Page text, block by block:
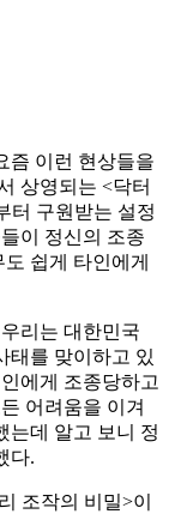
즘 이런 현상들을
상영되는 <닥터
터 구원받는 설정
이 정신의 조종
쉽게 타인에게
리는 대한민국
태를 맞이하고 있
에게 조종당하고
어려움을 이겨
는데 알고 보니 정
다.
조작의 비밀>이